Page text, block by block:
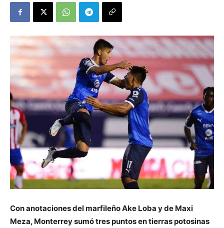
Con anotaciones del marfileño Ake Loba y de Maxi
Meza, Monterrey sumó tres puntos en tierras potosinas